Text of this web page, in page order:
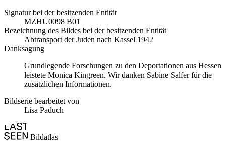
Signatur bei der besitzenden Entität
MZHU0098 B01
Bezeichnung des Bildes bei der besitzenden Entität
Abtransport der Juden nach Kassel 1942
Danksagung
Grundlegende Forschungen zu den Deportationen aus Hessen
leistete Monica Kingreen. Wir danken Sabine Salfer für die
zusätzlichen Informationen.
Bildserie bearbeitet von
Lisa Paduch
Bildatlas